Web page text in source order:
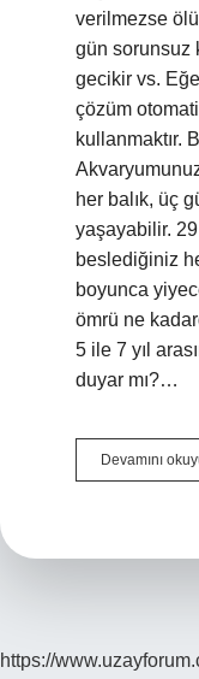
verilmezse
gün sorunsuz
gecikir vs.
çözüm
kullanmaktır.
her balık, üç
yaşayabilir.
beslediğiniz
boyunca
ömrü ne
5 ile 7 yıl
duyar mı?…
Devamını
https://